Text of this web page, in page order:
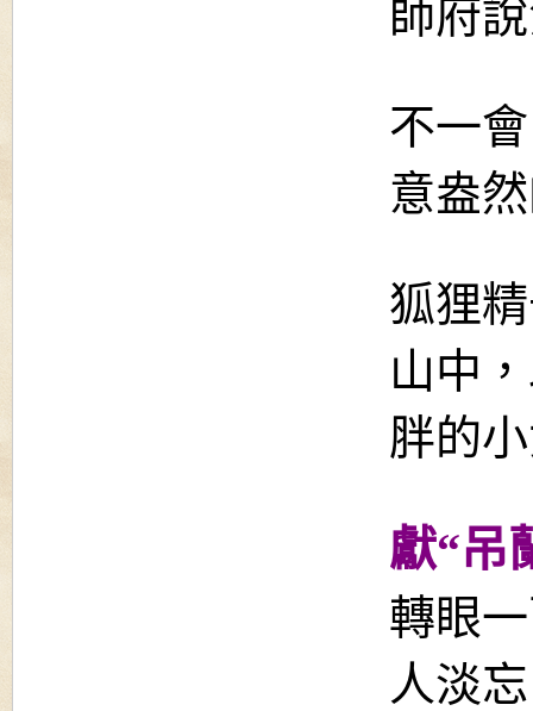
師府
不一
意盎
狐狸
山中
胖的
獻“吊
轉眼
人淡